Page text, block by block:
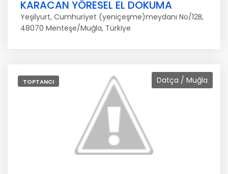
KARACAN YÖRESEL EL DOKUMA
Yeşilyurt, Cumhuriyet (yeniçeşme)meydanı No/12B,
48070 Menteşe/Muğla, Türkiye
Datça / Muğla
TOPTANCI